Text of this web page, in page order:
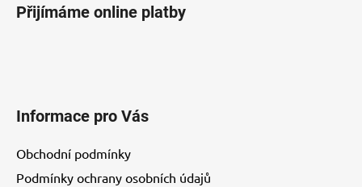
Přijímáme online platby
Informace pro Vás
Obchodní podmínky
Podmínky ochrany osobních údajů